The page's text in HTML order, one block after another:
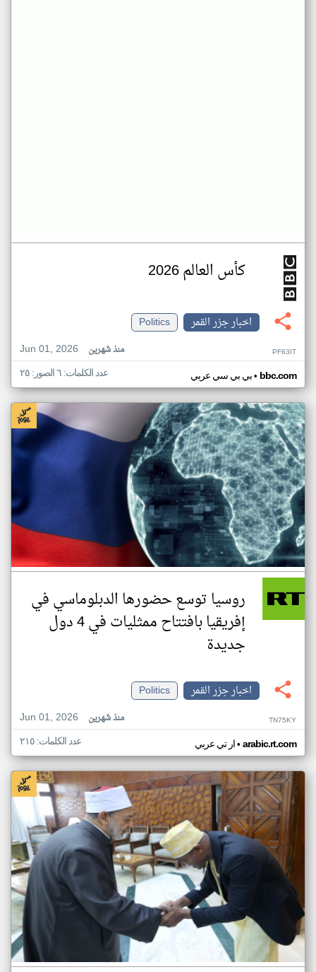
كأس العالم 2026
اخبار جزر القمر
Politics
Jun 01, 2026
منذ شهرين PF63IT
بي بي سي عربي• bbc.com عدد الكلمات: ٦ الصور: ٢٥
روسيا توسع حضورها الدبلوماسي في
إفريقيا بافتتاح ممثليات في 4 دول
جديدة
اخبار جزر القمر
Politics
Jun 01, 2026
منذ شهرين TN75KY
ار تي عربي• arabic.rt.com عدد الكلمات: ٢١٥